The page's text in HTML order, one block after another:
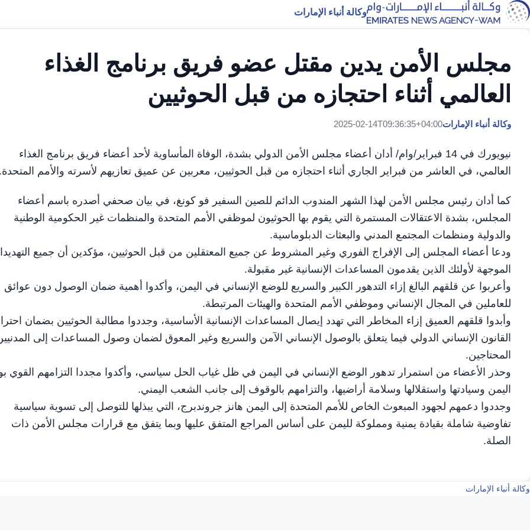
وكالة أنباء الإمارات
مجلس الأمن يدين مقتل عضو فريق برنامج الغذاء
العالمي أثناء احتجازه من قبل الحوثيين
وكالة أنباء الإمارات2025-02-14T09:36:35+04:00
نيويورك في 14 فبراير/وام/ أدان أعضاء مجلس الأمن الدولي بشدة، الوفاة المأساوية لأحد أعضاء فريق برنامج الغذاء
العالمي، في العاشر من فبراير الجاري أثناء احتجازه من قبل الحوثيين، معربين عن عميق تعازيهم لأسرته والأمم
كما أدان رئيس مجلس الأمن لهذا الشهر المندوب الدائم للصين السفير فو كونغ، في بيان صحفي أصدره باسم أعضاء
المجلس، بشدة الاعتقالات المستمرة التي يقوم بها الحوثيون لموظفي الأمم المتحدة والمنظمات غير الحكومية الوطنية
والدولية ومنظمات المجتمع المدني والبعثات الدبلوماسية.
ودعا أعضاء المجلس إلى الإفراج الفوري وغير المشروط عن جميع المعتقلين من قبل الحوثيين، مؤكدين أن جميع
الموجهة لأولئك الذين يقدمون المساعدات الإنسانية غير مقبولة.
وأعربوا عن قلقهم البالغ إزاء التدهور الكبير والسريع للوضع الإنساني في اليمن، وأكدوا أهمية ضمان الوصول دون عوائق
للعاملين في المجال الإنساني وموظفي الأمم المتحدة والهيئات المرتبطة.
وأبدوا قلقهم العميق إزاء المخاطر التي تهدد إيصال المساعدات الإنسانية الأساسية، وجددوا مطالبة الحوثيين بضمان
القانون الإنساني الدولي فيما يتعلق بالوصول الإنساني الآمن والسريع وغير المعوق لضمان وصول المساعدات إلى
المحتاجين.
وحذر الأعضاء من استمرار تدهور الوضع الإنساني في اليمن في ظل غياب الحل سياسي، وأكدوا مجددا التزامهم القوي
اليمن وسيادتها واستقلالها وسلامة أراضيها، والتزامهم بالوقوف إلى جانب الشعب اليمني.
وجددوا دعمهم لجهود المبعوث الخاص للأمم المتحدة إلى اليمن هانز جروندبرج، التي يبذلها للتوصل إلى تسوية سياسية
تفاوضية شاملة بقيادة يمنية ومملوكة لليمن على أساس المراجع المتفق عليها وبما يتفق مع قرارات مجلس الأمن ذات
الصلة.
وكالة أنباء الإمارات